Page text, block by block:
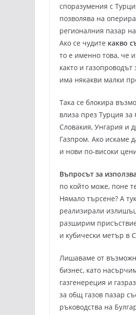
споразумения с
позволява на
регионалния пазар
Ако се чудите какво
то е именно това, че
както и
има някакви малки
Така се блокира
влиза през Турция
Словакия, Унгария и
Газпром. Ако искаме
и нови по-високи
Въпросът за
по който може, поне
Нямало търсене? А
реализирали
разширим
и кубически метър в
Лишаваме от
бизнес, като
газгенереция и
за общ газов пазар
ръководства на